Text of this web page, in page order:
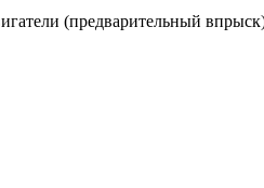
(предварительный